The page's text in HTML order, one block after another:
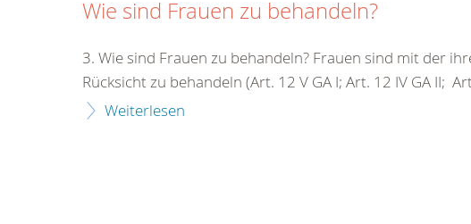
Wie sind Frauen zu behandeln?
3. Wie sind Frauen zu behandeln? Frauen sind mit der
Rücksicht zu behandeln (Art. 12 V GA I; Art. 12 IV GA II;
Weiterlesen